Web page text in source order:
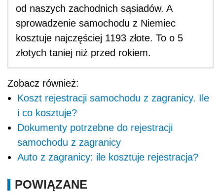
od naszych zachodnich sąsiadów. A
sprowadzenie samochodu z Niemiec
kosztuje najczęściej 1193 złote. To o 5
złotych taniej niż przed rokiem.
Zobacz również:
Koszt rejestracji samochodu z zagranicy. Ile
i co kosztuje?
Dokumenty potrzebne do rejestracji
samochodu z zagranicy
Auto z zagranicy: ile kosztuje rejestracja?
POWIĄZANE